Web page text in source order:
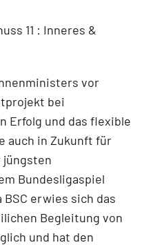
11 : Inneres &
vor
bei
Erfolg und das flexible
auch in Zukunft für
jüngsten
Bundesligaspiel
erwies sich das
Begleitung von
und hat den